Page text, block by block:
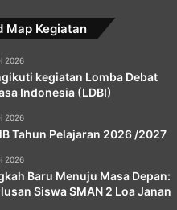
Map Kegiatan
2026
kegiatan Lomba Debat
Indonesia (LDBI)
2026
Tahun Pelajaran 2026 /2027
2026
Baru Menuju Masa Depan:
Siswa SMAN 2 Loa Janan